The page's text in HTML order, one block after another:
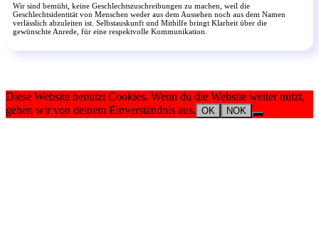
Wir sind bemüht, keine Geschlechtszuschreibungen zu machen, weil die
Geschlechtsidentität von Menschen weder aus dem Aussehen noch aus dem Namen
verlässlich abzuleiten ist. Selbstauskunft und Mithilfe bringt Klarheit über die
gewünschte Anrede, für eine respektvolle Kommunikation.
Diese Website benutzt Cookies. Wenn du die Website weiter nutzt,
gehen wir von deinem Einverständnis aus. OK NOK